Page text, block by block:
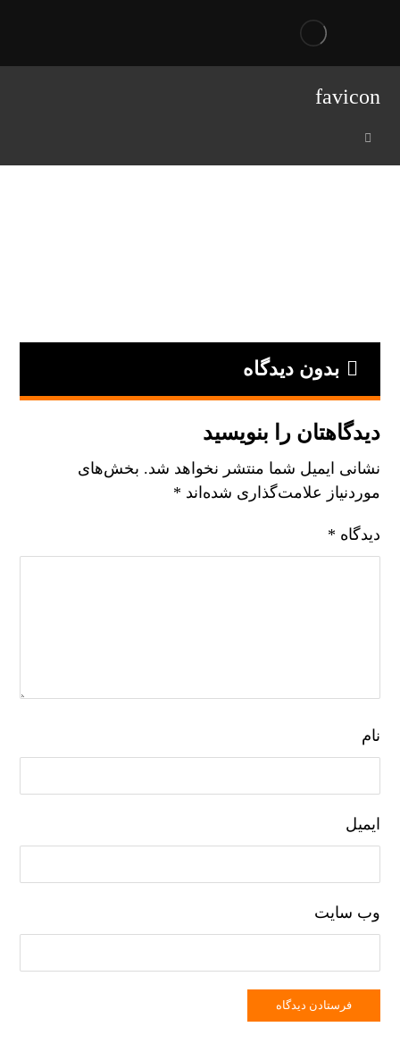
favicon
بدون دیدگاه
دیدگاهتان را بنویسید
نشانی ایمیل شما منتشر نخواهد شد. بخش‌های
موردنیاز علامت‌گذاری شده‌اند *
دیدگاه *
نام
ایمیل
وب‌ سایت